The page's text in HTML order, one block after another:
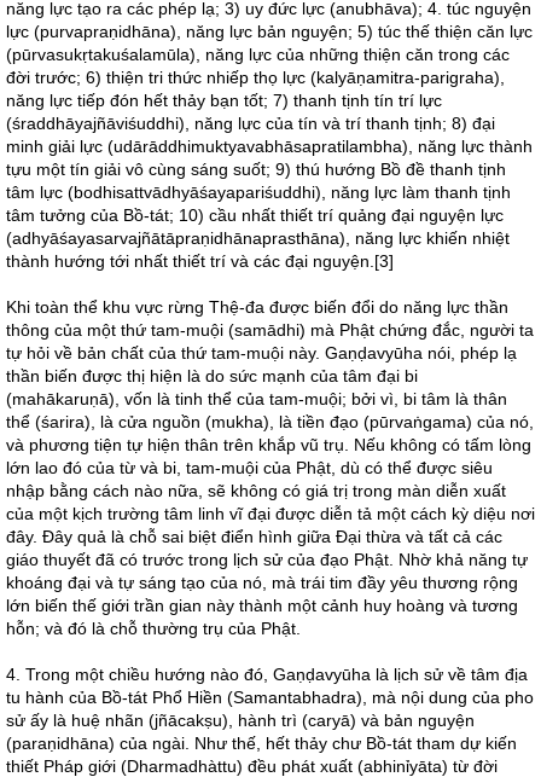
năng lực tạo ra các phép lạ; 3) uy đức lực (anubhāva); 4. túc nguyện
lực (purvapraṇidhāna), năng lực bản nguyện; 5) túc thế thiện căn lực
(pūrvasukṛtakuśalamūla), năng lực của những thiện căn trong các
đời trước; 6) thiện tri thức nhiếp thọ lực (kalyāṇamitra-parigraha),
năng lực tiếp đón hết thảy bạn tốt; 7) thanh tịnh tín trí lực
(śraddhāyajñāviśuddhi), năng lực của tín và trí thanh tịnh; 8) đại
minh giải lực (udārāddhimuktyavabhāsapratilambha), năng lực thành
tựu một tín giải vô cùng sáng suốt; 9) thú hướng Bồ đề thanh tịnh
tâm lực (bodhisattvādhyāśayapariśuddhi), năng lực làm thanh tịnh
tâm tưởng của Bồ-tát; 10) cầu nhất thiết trí quảng đại nguyện lực
(adhyāśayasarvajñātāpraṇidhānaprasthāna), năng lực khiến nhiệt
thành hướng tới nhất thiết trí và các đại nguyện.[3]
Khi toàn thể khu vực rừng Thệ-đa được biến đổi do năng lực thần
thông của một thứ tam-muội (samādhi) mà Phật chứng đắc, người ta
tự hỏi về bản chất của thứ tam-muội này. Gaṇḍavyūha nói, phép lạ
thần biến được thị hiện là do sức mạnh của tâm đại bi
(mahākaruṇā), vốn là tinh thể của tam-muội; bởi vì, bi tâm là thân
thể (śarira), là cửa nguồn (mukha), là tiền đạo (pūrvaṅgama) của nó,
và phương tiện tự hiện thân trên khắp vũ trụ. Nếu không có tấm lòng
lớn lao đó của từ và bi, tam-muội của Phật, dù có thể được siêu
nhập bằng cách nào nữa, sẽ không có giá trị trong màn diễn xuất
của một kịch trường tâm linh vĩ đại được diễn tả một cách kỳ diệu nơi
đây. Đây quả là chỗ sai biệt điển hình giữa Đại thừa và tất cả các
giáo thuyết đã có trước trong lịch sử của đạo Phật. Nhờ khả năng tự
khoáng đại và tự sáng tạo của nó, mà trái tim đầy yêu thương rộng
lớn biến thế giới trần gian này thành một cảnh huy hoàng và tương
hỗn; và đó là chỗ thường trụ của Phật.
4. Trong một chiều hướng nào đó, Gaṇḍavyūha là lịch sử về tâm địa
tu hành của Bồ-tát Phổ Hiền (Samantabhadra), mà nội dung của pho
sử ấy là huệ nhãn (jñācakṣu), hành trì (caryā) và bản nguyện
(paraṇidhāna) của ngài. Như thế, hết thảy chư Bồ-tát tham dự kiến
thiết Pháp giới (Dharmadhàttu) đều phát xuất (abhinỉyāta) từ đời